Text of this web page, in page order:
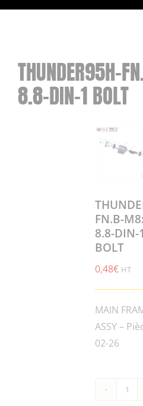
Compactage
Équipements de chantier
Surfaçage et rectification des sols
THUNDER95H-
8.8-DIN-1 BOLT
FN.B-
8.8-DIN-1
BOLT
0,48€ HT
MAIN
ASSY –
02-26